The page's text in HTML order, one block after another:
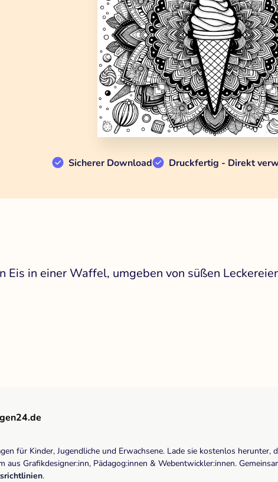
Sicherer Download Druckfertig - Direkt
Eis in einer Waffel, umgeben von süßen
für Kinder, Jugendliche und Erwachsene. Lade sie kostenlos
aus Grafikdesigner:inn, Pädagog:innen & Webentwickler:innen.
.